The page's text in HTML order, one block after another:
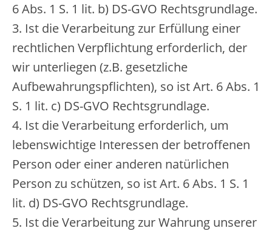
6 Abs. 1 S. 1 lit. b) DS-GVO Rechtsgrundlage.
3. Ist die Verarbeitung zur Erfüllung einer
rechtlichen Verpflichtung erforderlich, der
wir unterliegen (z.B. gesetzliche
Aufbewahrungspflichten), so ist Art. 6 Abs. 1
S. 1 lit. c) DS-GVO Rechtsgrundlage.
4. Ist die Verarbeitung erforderlich, um
lebenswichtige Interessen der betroffenen
Person oder einer anderen natürlichen
Person zu schützen, so ist Art. 6 Abs. 1 S. 1
lit. d) DS-GVO Rechtsgrundlage.
5. Ist die Verarbeitung zur Wahrung unserer